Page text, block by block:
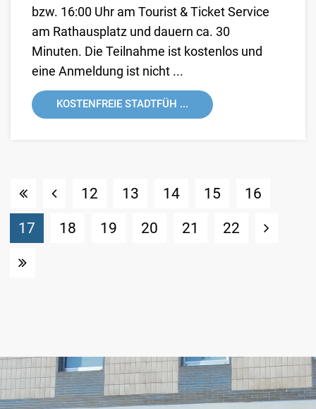
bzw. 16:00 Uhr am Tourist & Ticket Service
am Rathausplatz und dauern ca. 30
Minuten. Die Teilnahme ist kostenlos und
eine Anmeldung ist nicht ...
KOSTENFREIE STADTFÜH ...
12 13 14 15
16
17 (Standort)
18 19 20 21 22